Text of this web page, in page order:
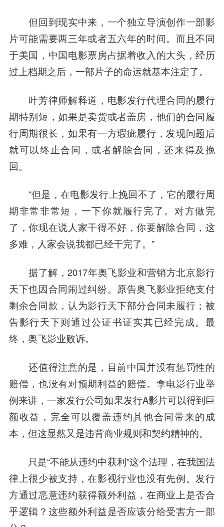
但回到现实中来，一个独立导演创作一部影
片可能需要两三年或者五六年的时间。而且不同
于美国， 中国电影票房占据着收入的大头，经历
过上档期之后，一部片子的命运就基本注定了。
叶芳律师解释道，电影发行代理合同的履行
期特别短，如果是卖货或者盖房，他们的合同履
行周期很长，如果有一方瑕疵履行，发现问题后
就可以终止合同，或者解除合同，还来得及挽
回。
“但是，在电影发行上挽回不了，它的履行周
期非常非常短，一下你就履行完了。对方做完
了，你现在说人家干得不好，你要解除合同，这
多难，人家会说我都已经干完了。”
据了解，2017年奥飞影业和营销方北京影行
天下也因合同闹过纠纷。原告奥飞影业拒绝支付
剩余合同款，认为影行天下部分合同未履行；被
告影行天下则通过公证书证实其已经完成。最
终，奥飞影业败诉。
还值得注意的是，目前中国并没有惩罚性的
赔偿，也没有对预期利益的赔偿。拿电影行业举
例来讲，一家发行公司如果发行A影片可以得到巨
额收益，完全可以覆盖违约其他合同带来的成
本，但这显然又是违背商业规则和契约精神的。
只是“不能从违约中获利”这个法理，在我国法
律上很少被支持，在影视行业也没有先例。发行
方通过恶意违约获得额外利益，在商业上是否合
乎逻辑？这些额外利益是否应该分给受害方一部